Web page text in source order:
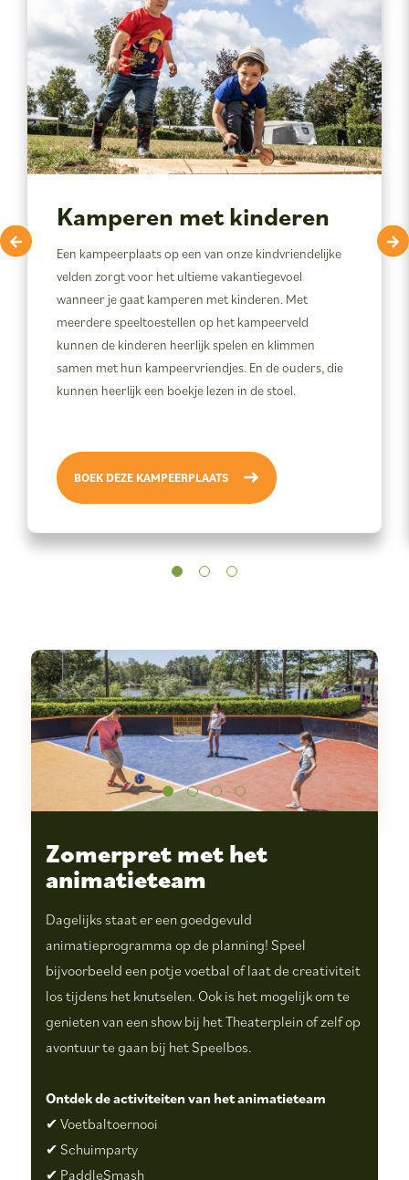
Kamperen met kinderen
Een kampeerplaats op een van onze kindvriendelijke
velden zorgt voor het ultieme vakantiegevoel
wanneer je gaat kamperen met kinderen. Met
meerdere speeltoestellen op het kampeerveld
kunnen de kinderen heerlijk spelen en klimmen
samen met hun kampeervriendjes. En de ouders, die
kunnen heerlijk een boekje lezen in de stoel.
BOEK DEZE KAMPEERPLAATS
Zomerpret met het
animatieteam
Dagelijks staat er een goedgevuld
animatieprogramma op de planning! Speel
bijvoorbeeld een potje voetbal of laat de creativiteit
los tijdens het knutselen. Ook is het mogelijk om te
genieten van een show bij het Theaterplein of zelf op
avontuur te gaan bij het Speelbos.
Ontdek de activiteiten van het animatieteam
✔ Voetbaltoernooi
✔ Schuimparty
✔ PaddleSmash